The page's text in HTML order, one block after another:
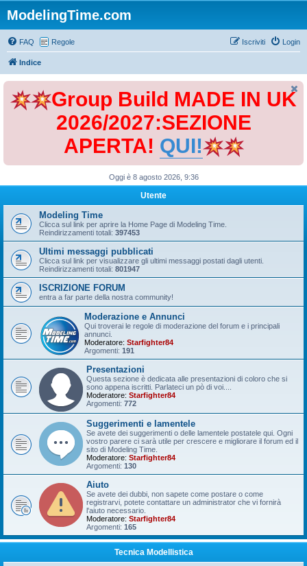
ModelingTime.com
FAQ Regole Login
Iscriviti
Indice
Group Build MADE IN UK
2026/2027:SEZIONE
APERTA! QUI!
Oggi è 8 agosto 2026, 9:36
Utente
Modeling Time
Clicca sul link per aprire la Home Page di Modeling Time.
Reindirizzamenti totali: 397453
Ultimi messaggi pubblicati
Clicca sul link per visualizzare gli ultimi messaggi postati dagli utenti.
Reindirizzamenti totali: 801947
ISCRIZIONE FORUM
entra a far parte della nostra community!
Moderazione e Annunci
Qui troverai le regole di moderazione del forum e i principali
annunci.
Moderatore: Starfighter84
Argomenti: 191
Presentazioni
Questa sezione è dedicata alle presentazioni di coloro che si
sono appena iscritti. Parlateci un pò di voi....
Moderatore: Starfighter84
Argomenti: 772
Suggerimenti e lamentele
Se avete dei suggerimenti o delle lamentele postatele qui. Ogni
vostro parere ci sarà utile per crescere e migliorare il forum ed il
sito di Modeling Time.
Moderatore: Starfighter84
Argomenti: 130
Aiuto
Se avete dei dubbi, non sapete come postare o come
registrarvi, potete contattare un administrator che vi fornirà
l'aiuto necessario.
Moderatore: Starfighter84
Argomenti: 165
Tecnica Modellistica